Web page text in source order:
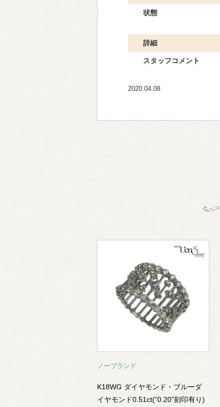
状態
詳細
スタッフコメント
2020.04.08
ノーブランド
K18WG ダイヤモンド・ブルーダ
イヤモンド0.51ct(“0.20”刻印有り)